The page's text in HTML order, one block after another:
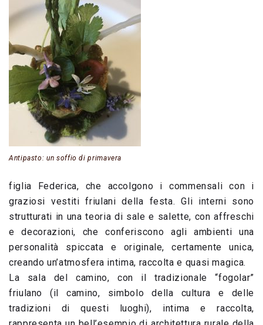
Antipasto: un soffio di primavera
figlia Federica, che accolgono i commensali con i
graziosi vestiti friulani della festa. Gli interni sono
strutturati in una teoria di sale e salette, con affreschi
e decorazioni, che conferiscono agli ambienti una
personalità spiccata e originale, certamente unica,
creando un’atmosfera intima, raccolta e quasi magica.
La sala del camino, con il tradizionale “fogolar”
friulano (il camino, simbolo della cultura e delle
tradizioni di questi luoghi), intima e raccolta,